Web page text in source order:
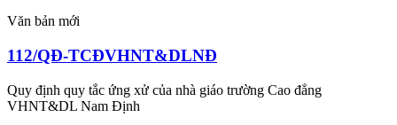
Văn bản mới
112/QĐ-TCĐVHNT&DLNĐ
Quy định quy tắc ứng xử của nhà giáo trường Cao đẳng
VHNT&DL Nam Định